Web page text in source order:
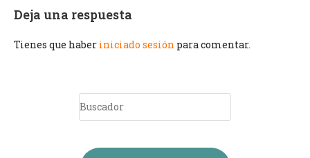
Deja una respuesta
Tienes que haber iniciado sesión para comentar.